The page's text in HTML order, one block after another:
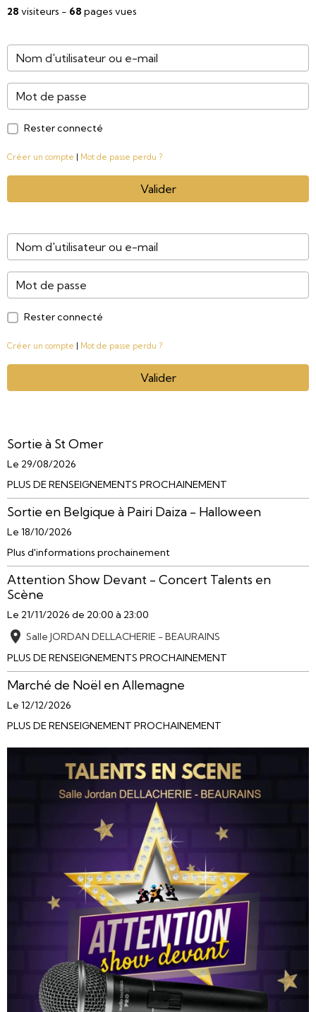
28 visiteurs - 68 pages vues
Rester connecté
Créer un compte Mot de passe perdu ?
Valider
Rester connecté
Créer un compte Mot de passe perdu ?
Valider
Sortie à St Omer
Le 29/08/2026
PLUS DE RENSEIGNEMENTS PROCHAINEMENT
Sortie en Belgique à Pairi Daiza - Halloween
Le 18/10/2026
Plus d'informations prochainement
Attention Show Devant - Concert Talents en
Scène
Le 21/11/2026 de 20:00 à 23:00
Salle JORDAN DELLACHERIE - BEAURAINS
PLUS DE RENSEIGNEMENTS PROCHAINEMENT
Marché de Noël en Allemagne
Le 12/12/2026
PLUS DE RENSEIGNEMENT PROCHAINEMENT